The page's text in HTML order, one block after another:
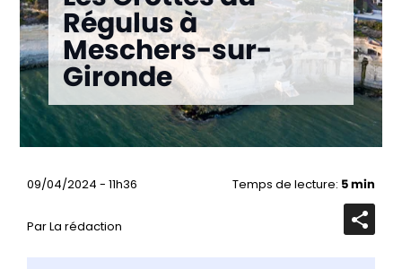
Régulus à
Meschers-sur-
Gironde
09/04/2024 - 11h36 Temps de lecture: 5 min
Par La rédaction
Ouvrir/
barre